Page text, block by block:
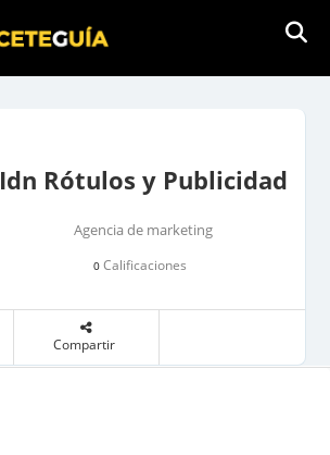
Idn Rótulos y Publicidad
Agencia de marketing
0Calificaciones
Compartir